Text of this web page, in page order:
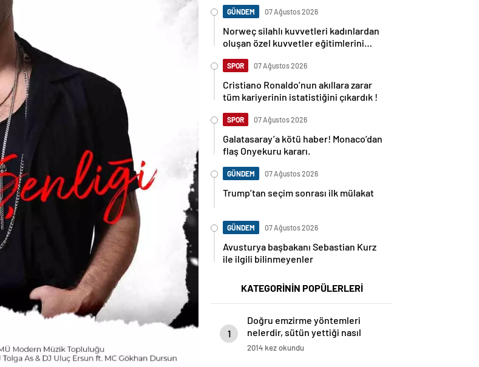
GÜNDEM 07 Ağustos 2026
Norweç silahlı kuvvetleri kadınlardan
oluşan özel kuvvetler eğitimlerini
SPOR 07 Ağustos 2026
Cristiano Ronaldo’nun akıllara zarar
tüm kariyerinin istatistiğini çıkardık !
SPOR 07 Ağustos 2026
Galatasaray’a kötü haber! Monaco’dan
flaş Onyekuru kararı.
GÜNDEM 07 Ağustos 2026
Trump’tan seçim sonrası ilk mülakat
GÜNDEM 07 Ağustos 2026
Avusturya başbakanı Sebastian Kurz
ile ilgili bilinmeyenler
KATEGORİNİN POPÜLERLERİ
1
Doğru emzirme yöntemleri
nelerdir, sütün yettiği nasıl
anlaşılır?
2014 kez okundu